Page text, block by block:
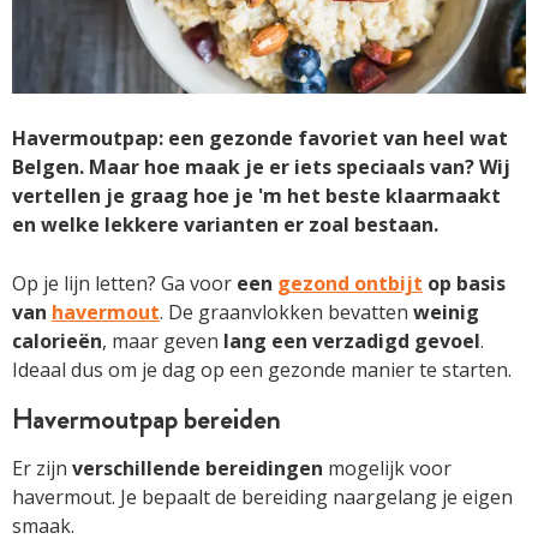
Havermoutpap: een gezonde favoriet van heel wat
Belgen. Maar hoe maak je er iets speciaals van? Wij
vertellen je graag hoe je 'm het beste klaarmaakt
en welke lekkere varianten er zoal bestaan.
Op je lijn letten? Ga voor een gezond ontbijt op basis
van havermout. De graanvlokken bevatten weinig
calorieën, maar geven lang een verzadigd gevoel.
Ideaal dus om je dag op een gezonde manier te starten.
Havermoutpap bereiden
Er zijn verschillende bereidingen mogelijk voor
havermout. Je bepaalt de bereiding naargelang je eigen
smaak.